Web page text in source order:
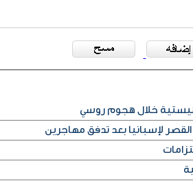
خلال هجوم روسي
لإسبانيا بعد تدفق مهاجرين